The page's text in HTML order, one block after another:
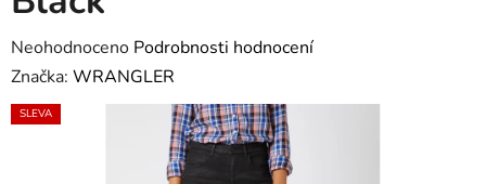
Průměrné
hodnocení
produktu
Neohodnoceno Podrobnosti hodnocení
Značka: WRANGLER
SLEVA